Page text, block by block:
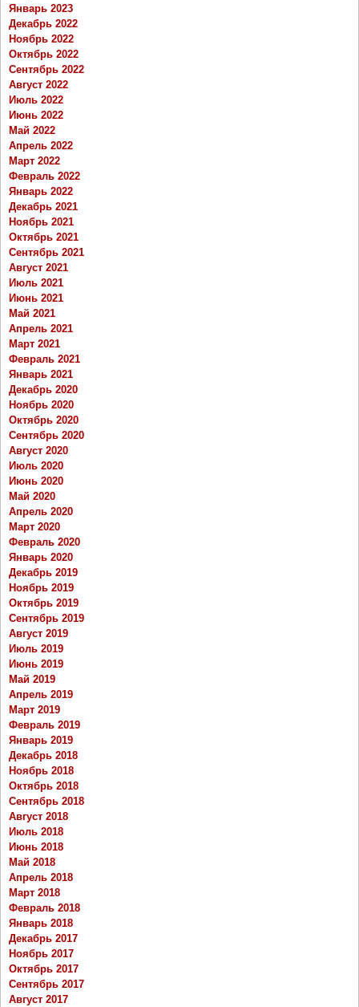
Январь 2023
Декабрь 2022
Ноябрь 2022
Октябрь 2022
Сентябрь 2022
Август 2022
Июль 2022
Июнь 2022
Май 2022
Апрель 2022
Март 2022
Февраль 2022
Январь 2022
Декабрь 2021
Ноябрь 2021
Октябрь 2021
Сентябрь 2021
Август 2021
Июль 2021
Июнь 2021
Май 2021
Апрель 2021
Март 2021
Февраль 2021
Январь 2021
Декабрь 2020
Ноябрь 2020
Октябрь 2020
Сентябрь 2020
Август 2020
Июль 2020
Июнь 2020
Май 2020
Апрель 2020
Март 2020
Февраль 2020
Январь 2020
Декабрь 2019
Ноябрь 2019
Октябрь 2019
Сентябрь 2019
Август 2019
Июль 2019
Июнь 2019
Май 2019
Апрель 2019
Март 2019
Февраль 2019
Январь 2019
Декабрь 2018
Ноябрь 2018
Октябрь 2018
Сентябрь 2018
Август 2018
Июль 2018
Июнь 2018
Май 2018
Апрель 2018
Март 2018
Февраль 2018
Январь 2018
Декабрь 2017
Ноябрь 2017
Октябрь 2017
Сентябрь 2017
Август 2017